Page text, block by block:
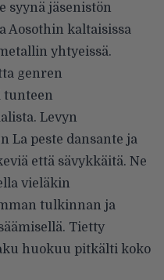
syynä jäsenistön
Aosothin kaltaisissa
yhtyeissä.
genren
tunteen
Levyn
La peste dansante ja
että sävykkäitä. Ne
vieläkin
tulkinnan ja
Tietty
huokuu pitkälti koko